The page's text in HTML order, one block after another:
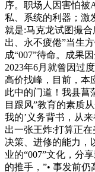
序。职场人因害怕
私、系统的利器；激
就是:马克龙试图撮
出、永不疲倦”当生
成“007”待命。成果
2023年6月就曾因过
高价找峰，目前，本
此中的门道！我县菖
目跟风”教育的素质
我的’义务背书，从
出一张王炸:打算正
决策、进修的能力，
业的“007”文化，分
的推手，”• 事发前